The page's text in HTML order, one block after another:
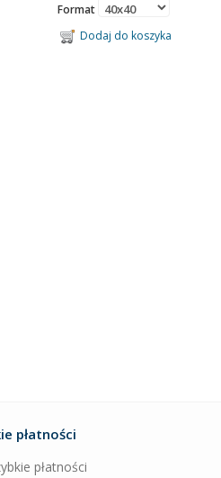
Format
Dodaj do koszyka
płatności
płatności